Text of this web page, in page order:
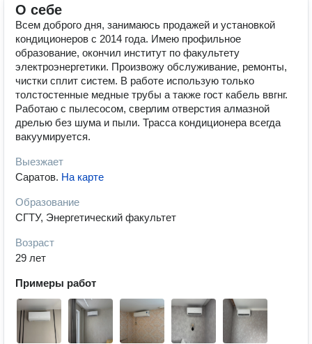
О себе
Всем доброго дня, занимаюсь продажей и установкой
кондиционеров с 2014 года. Имею профильное
образование, окончил институт по факультету
электроэнергетики. Произвожу обслуживание, ремонты,
чистки сплит систем. В работе использую только
толстостенные медные трубы а также гост кабель ввгнг.
Работаю с пылесосом, сверлим отверстия алмазной
дрелью без шума и пыли. Трасса кондиционера всегда
вакуумируется.
Выезжает
Саратов. На карте
Образование
СГТУ, Энергетический факультет
Возраст
29 лет
Примеры работ